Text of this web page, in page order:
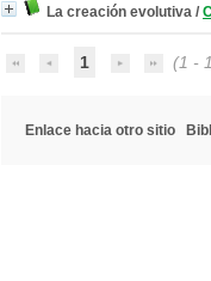
La creación evolutiva /
1 (1 -
Enlace hacia otro sitio